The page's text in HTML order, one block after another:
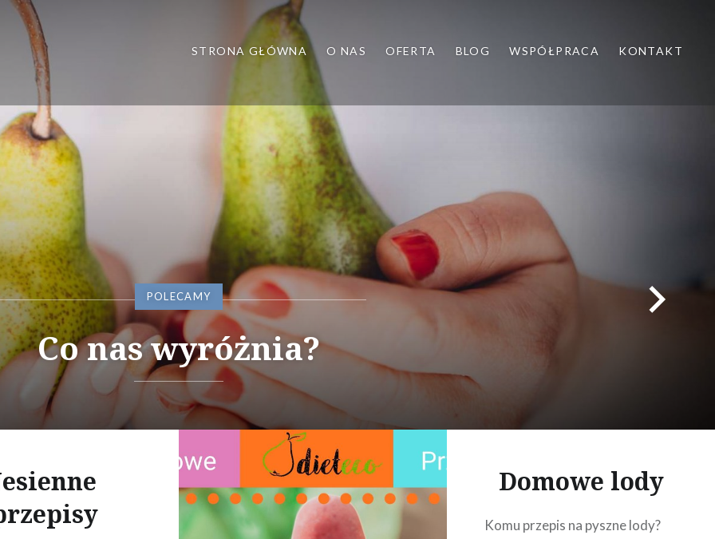
poradnia dietetyczna, dietetyk dziecięcy
STRONA GŁÓWNA O NAS OFERTA BLOG WSPÓŁPRACA KONTAKT
warto nam zaufać?
POLECAMY
Co nas wyróżnia?
Domowe lody
Komu przepis na pyszne lody?